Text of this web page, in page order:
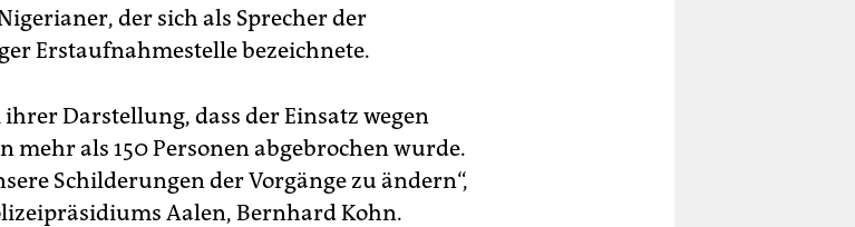
der sich als Sprecher der
Erstaufnahmestelle bezeichnete.
Darstellung, dass der Einsatz wegen
mehr als 150 Personen abgebrochen wurde.
Schilderungen der Vorgänge zu ändern“,
Aalen, Bernhard Kohn.